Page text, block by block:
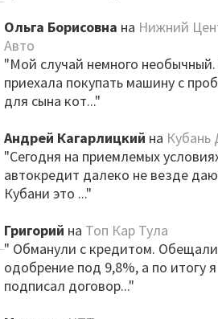
Ольга Борисовна на Нижний
Авто
"Мой случай немного необычный.
приехала покупать машину с
для сына кот..."
Андрей Кагарлицкий на Кубань
"Сегодня на приемлемых
автокредит далеко не везде
Кубани это ..."
Григорий на Топ Кар Тула
" Обманули с кредитом. Обещали
одобрение под 9,8%, а по итогу я
подписал договор..."